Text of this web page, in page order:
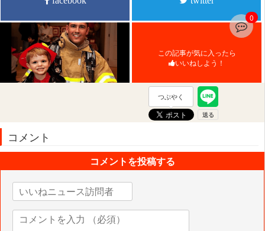
この記事が気に入ったら
いいねしよう！
つぶやく
コメント
0
コメントを投稿する